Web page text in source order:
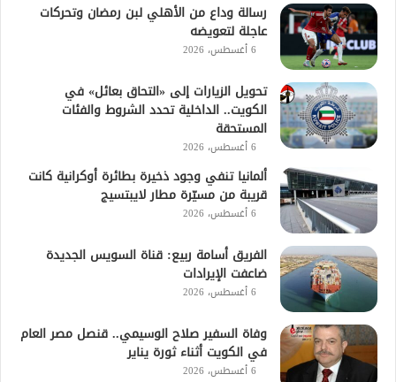
رسالة وداع من الأهلي لبن رمضان وتحركات
عاجلة لتعويضه
6 أغسطس، 2026
تحويل الزيارات إلى «التحاق بعائل» في
الكويت.. الداخلية تحدد الشروط والفئات
المستحقة
6 أغسطس، 2026
ألمانيا تنفي وجود ذخيرة بطائرة أوكرانية كانت
قريبة من مسيّرة مطار لايبتسيج
6 أغسطس، 2026
الفريق أسامة ربيع: قناة السويس الجديدة
ضاعفت الإيرادات
6 أغسطس، 2026
وفاة السفير صلاح الوسيمي.. قنصل مصر العام
في الكويت أثناء ثورة يناير
6 أغسطس، 2026